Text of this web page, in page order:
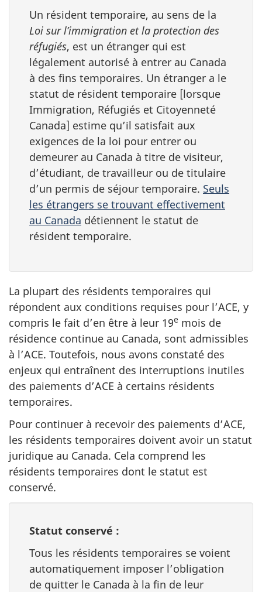
Un résident temporaire, au sens de la
Loi sur l’immigration et la protection des
réfugiés, est un étranger qui est
légalement autorisé à entrer au Canada
à des fins temporaires. Un étranger a le
statut de résident temporaire [lorsque
Immigration, Réfugiés et Citoyenneté
Canada] estime qu’il satisfait aux
exigences de la loi pour entrer ou
demeurer au Canada à titre de visiteur,
d’étudiant, de travailleur ou de titulaire
d’un permis de séjour temporaire. Seuls
les étrangers se trouvant effectivement
au Canada détiennent le statut de
résident temporaire.
La plupart des résidents temporaires qui
répondent aux conditions requises pour l’ACE, y
compris le fait d’en être à leur 19e mois de
résidence continue au Canada, sont admissibles
à l’ACE. Toutefois, nous avons constaté des
enjeux qui entraînent des interruptions inutiles
des paiements d’ACE à certains résidents
temporaires.
Pour continuer à recevoir des paiements d’ACE,
les résidents temporaires doivent avoir un statut
juridique au Canada. Cela comprend les
résidents temporaires dont le statut est
conservé.
Statut conservé :
Tous les résidents temporaires se voient
automatiquement imposer l’obligation
de quitter le Canada à la fin de leur